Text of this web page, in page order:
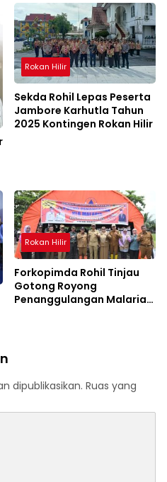
Rokan Hilir
Sekda Rohil Lepas Peserta
Jambore Karhutla Tahun
2025 Kontingen Rokan Hilir
Rokan Hilir
Forkopimda Rohil Tinjau
Gotong Royong
Penanggulangan Malaria
dipublikasikan. Ruas yang